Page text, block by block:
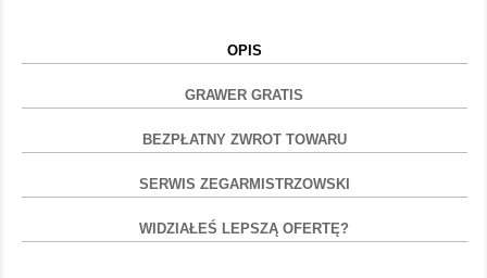
OPIS
GRAWER GRATIS
BEZPŁATNY ZWROT TOWARU
SERWIS ZEGARMISTRZOWSKI
WIDZIAŁEŚ LEPSZĄ OFERTĘ?